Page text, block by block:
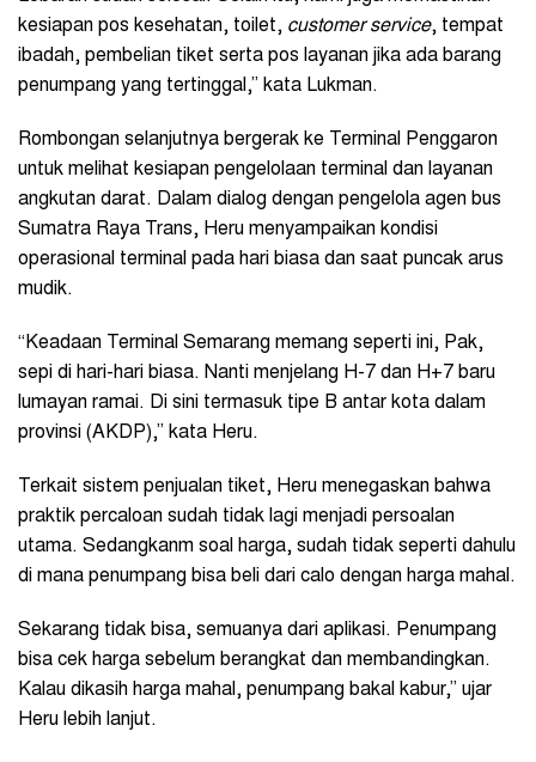
kesiapan pos kesehatan, toilet, customer service, tempat
ibadah, pembelian tiket serta pos layanan jika ada barang
penumpang yang tertinggal,” kata Lukman.
Rombongan selanjutnya bergerak ke Terminal Penggaron
untuk melihat kesiapan pengelolaan terminal dan layanan
angkutan darat. Dalam dialog dengan pengelola agen bus
Sumatra Raya Trans, Heru menyampaikan kondisi
operasional terminal pada hari biasa dan saat puncak arus
mudik.
“Keadaan Terminal Semarang memang seperti ini, Pak,
sepi di hari-hari biasa. Nanti menjelang H-7 dan H+7 baru
lumayan ramai. Di sini termasuk tipe B antar kota dalam
provinsi (AKDP),” kata Heru.
Terkait sistem penjualan tiket, Heru menegaskan bahwa
praktik percaloan sudah tidak lagi menjadi persoalan
utama. Sedangkanm soal harga, sudah tidak seperti dahulu
di mana penumpang bisa beli dari calo dengan harga mahal.
Sekarang tidak bisa, semuanya dari aplikasi. Penumpang
bisa cek harga sebelum berangkat dan membandingkan.
Kalau dikasih harga mahal, penumpang bakal kabur,” ujar
Heru lebih lanjut.